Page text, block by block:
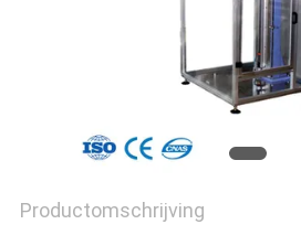
Productomschrijving